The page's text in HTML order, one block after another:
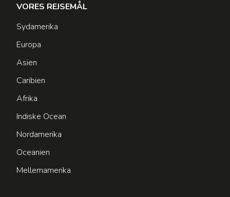
VORES REJSEMÅL
Sydamerika
Europa
Asien
Caribien
Afrika
Indiske Ocean
Nordamerika
Oceanien
Mellemamerika